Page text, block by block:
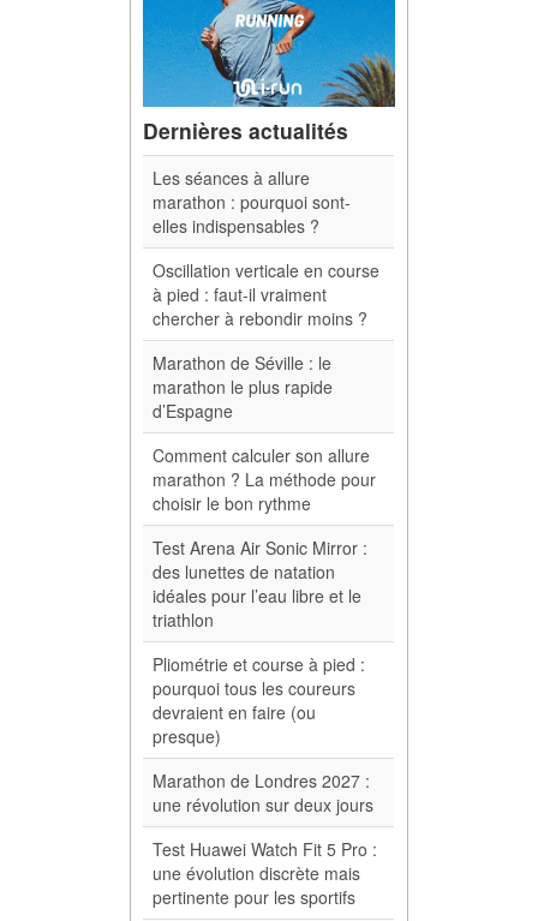
Dernières actualités
Les séances à allure
marathon : pourquoi sont-
elles indispensables ?
Oscillation verticale en course
à pied : faut-il vraiment
chercher à rebondir moins ?
Marathon de Séville : le
marathon le plus rapide
d’Espagne
Comment calculer son allure
marathon ? La méthode pour
choisir le bon rythme
Test Arena Air Sonic Mirror :
des lunettes de natation
idéales pour l’eau libre et le
triathlon
Pliométrie et course à pied :
pourquoi tous les coureurs
devraient en faire (ou
presque)
Marathon de Londres 2027 :
une révolution sur deux jours
Test Huawei Watch Fit 5 Pro :
une évolution discrète mais
pertinente pour les sportifs